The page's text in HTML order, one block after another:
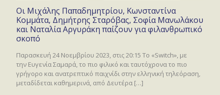
Οι Μιχάλης Παπαδημητρίου, Κωνσταντίνα
Κομμάτα, Δημήτρης Σταρόβας, Σοφία Μανωλάκου
και Ναταλία Αργυράκη παίζουν για φιλανθρωπικό
σκοπό
Παρασκευή 24 Νοεμβρίου 2023, στις 20:15 Το «Switch», με
την Ευγενία Σαμαρά, το πιο φιλικό και ταυτόχρονα το πιο
γρήγορο και ανατρεπτικό παιχνίδι στην ελληνική τηλεόραση,
μεταδίδεται καθημερινά, από Δευτέρα […]